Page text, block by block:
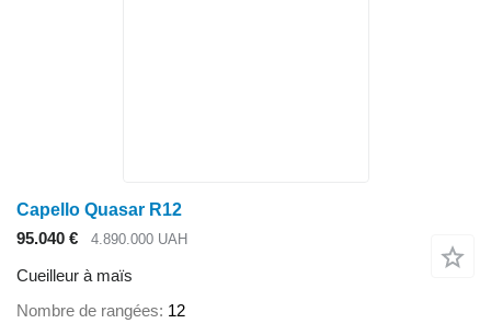
Capello Quasar R12
95.040 €
4.890.000 UAH
Cueilleur à maïs
Nombre de rangées 12